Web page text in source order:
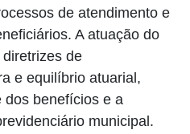
de atendimento e
A atuação do
de
e equilíbrio atuarial,
dos benefícios e a
municipal.